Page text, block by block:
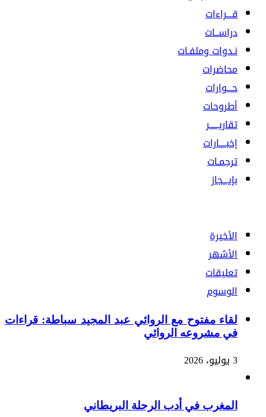
قـــراءات
دراســات
نـدوات وملفـات
محاضرات
حـــوارات
أطروحات
تقاريـــــر
إخبــــارات
ترجمـات
بإيـــجاز
الأخيرة
الأشهر
تعليقات
الوسوم
لقاء مفتوح مع الروائي عبد المجيد سباطة: قراءات
في مشروعه الروائي
3 يوليو، 2026
المغرب في أدب الرحلة البريطاني